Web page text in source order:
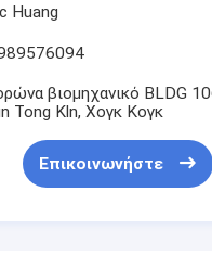
Huang
βιομηχανικό BLDG
Tong Kln, Χογκ Κογκ
Επικοινωνήστε